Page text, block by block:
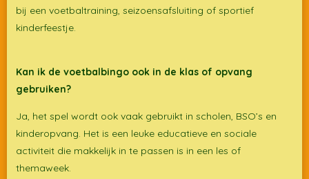
bij een voetbaltraining, seizoensafsluiting of sportief
kinderfeestje.
Kan ik de voetbalbingo ook in de klas of opvang
gebruiken?
Ja, het spel wordt ook vaak gebruikt in scholen, BSO’s en
kinderopvang. Het is een leuke educatieve en sociale
activiteit die makkelijk in te passen is in een les of
themaweek.